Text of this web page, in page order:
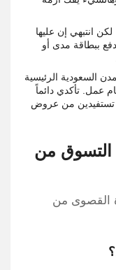
انتبهي إن عليها
ببطاقة مدى أو
السعودية الرئيسية
الدمام، جدة) خلال 5 إلى 10 أيام عمل. تأكدي دائماً
من عروض
التسوق من
القصوى من